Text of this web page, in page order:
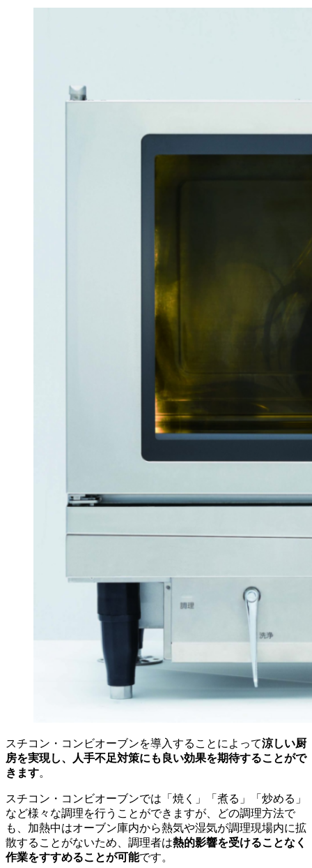
スチコン・コンビオーブンを導入することによって涼しい厨
房を実現し、人手不足対策にも良い効果を期待することがで
きます。
スチコン・コンビオーブンでは「焼く」「煮る」「炒める」
など様々な調理を行うことができますが、どの調理方法で
も、加熱中はオーブン庫内から熱気や湿気が調理現場内に拡
散することがないため、調理者は熱的影響を受けることなく
作業をすすめることが可能です。